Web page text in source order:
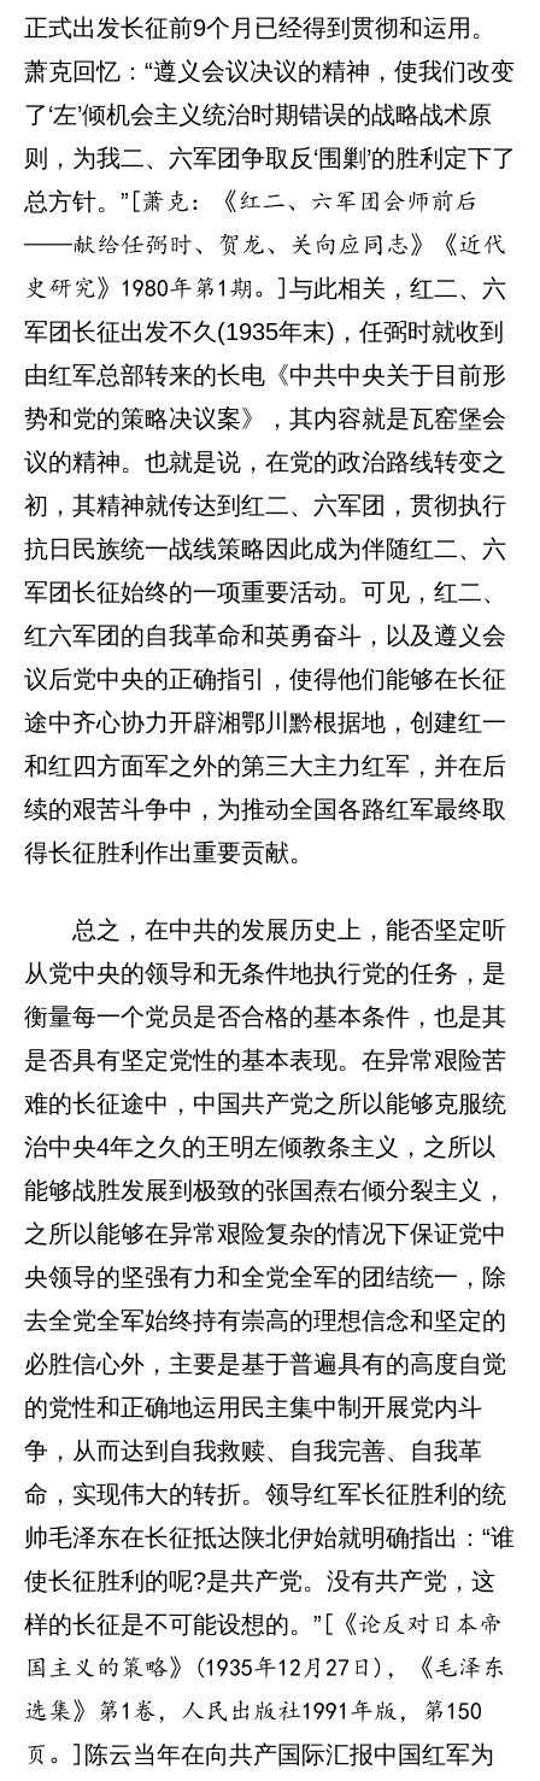
正式出发长征前9个月已经得到贯彻和运用。
萧克回忆：“遵义会议决议的精神，使我们改变
了‘左’倾机会主义统治时期错误的战略战术原
则，为我二、六军团争取反‘围剿’的胜利定下了
总方针。” [萧克：《红二、六军团会师前后
——献给任弼时、贺龙、关向应同志》《近代
史研究》1980年第1期。] 与此相关，红二、六
军团长征出发不久(1935年末)，任弼时就收到
由红军总部转来的长电《中共中央关于目前形
势和党的策略决议案》，其内容就是瓦窑堡会
议的精神。也就是说，在党的政治路线转变之
初，其精神就传达到红二、六军团，贯彻执行
抗日民族统一战线策略因此成为伴随红二、六
军团长征始终的一项重要活动。可见，红二、
红六军团的自我革命和英勇奋斗，以及遵义会
议后党中央的正确指引，使得他们能够在长征
途中齐心协力开辟湘鄂川黔根据地，创建红一
和红四方面军之外的第三大主力红军，并在后
续的艰苦斗争中，为推动全国各路红军最终取
得长征胜利作出重要贡献。
总之，在中共的发展历史上，能否坚定听
从党中央的领导和无条件地执行党的任务，是
衡量每一个党员是否合格的基本条件，也是其
是否具有坚定党性的基本表现。在异常艰险苦
难的长征途中，中国共产党之所以能够克服统
治中央4年之久的王明左倾教条主义，之所以
能够战胜发展到极致的张国焘右倾分裂主义，
之所以能够在异常艰险复杂的情况下保证党中
央领导的坚强有力和全党全军的团结统一，除
去全党全军始终持有崇高的理想信念和坚定的
必胜信心外，主要是基于普遍具有的高度自觉
的党性和正确地运用民主集中制开展党内斗
争，从而达到自我救赎、自我完善、自我革
命，实现伟大的转折。领导红军长征胜利的统
帅毛泽东在长征抵达陕北伊始就明确指出：“谁
使长征胜利的呢?是共产党。没有共产党，这
样的长征是不可能设想的。” [《论反对日本帝
国主义的策略》(1935年12月27日)，《毛泽东
选集》第1卷，人民出版社1991年版，第150
页。] 陈云当年在向共产国际汇报中国红军为